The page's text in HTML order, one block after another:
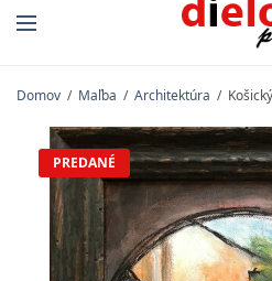
Domov / Maľba / Architektúra /
PREDANÉ